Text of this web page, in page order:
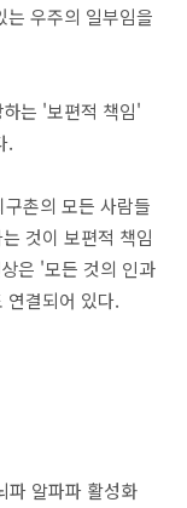
는 우주의 일부임을
는 '보편적 책임'
.
촌의 모든 사람들
것이 보편적 책임
은 '모든 것의 인과
연결되어 있다.
알파파 활성화